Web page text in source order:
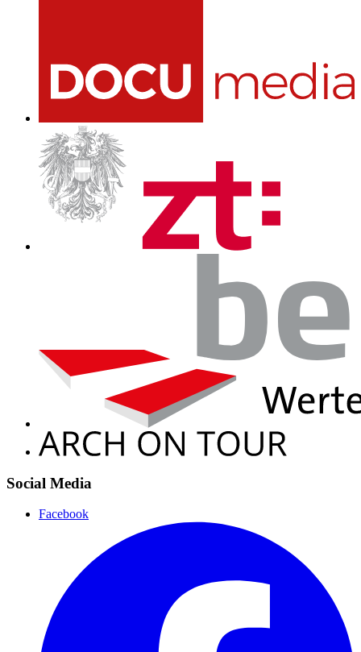
Social Media
Facebook